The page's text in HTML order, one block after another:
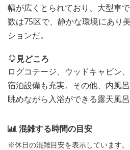
幅が広くとられており、大型車
数は75区で、静かな環境にあり
ションだ。
見どころ
ログコテージ、ウッドキャビン
宿泊設備も充実。その他、内風
眺めながら入浴ができる露天風呂
混雑する時間の目安
※休日の混雑目安を表示しています。